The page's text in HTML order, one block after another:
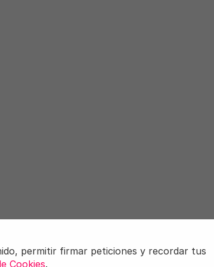
lapermitir firmar peticiones y recordar tus
Cookies.